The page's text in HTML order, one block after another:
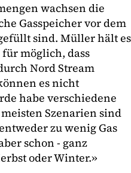
wachsen die
Gasspeicher vor dem
sind. Müller hält es
möglich, dass
Nord Stream
es nicht
habe verschiedene
Szenarien sind
zu wenig Gas
schon - ganz
oder Winter.»